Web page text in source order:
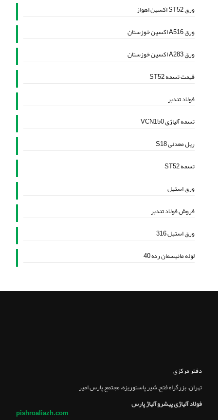
ورق ST52 اکسین اهواز
ورق A516 اکسین خوزستان
ورق A283 اکسین خوزستان
قیمت تسمه ST52
فولاد تندبر
تسمه آلیاژی VCN150
ریل معدنی S18
تسمه ST52
ورق استیل
فروش فولاد تندبر
ورق استیل 316
لوله مانیسمان رده 40
دفتر مرکزی
تهران، بزرگراه فتح, شير پاستوريزه، مجتمع پارس امير
فولاد آلیاژی پیشرو آلیاژ پارس
pishroaliazh.com